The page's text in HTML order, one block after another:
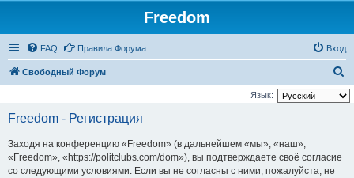
Freedom
FAQ Правила Форума Вход
Свободный Форум
о
Язык:
Freedom - Регистрация
Заходя на конференцию «Freedom» (в дальнейшем «мы», «наш»,
«Freedom», «https://politclubs.com/dom»), вы подтверждаете своё согласие
со следующими условиями. Если вы не согласны с ними, пожалуйста, не